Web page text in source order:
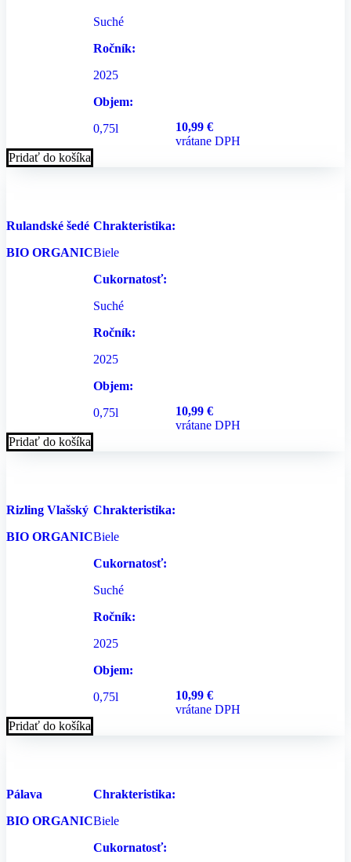
Suché
Ročník:
2025
Objem:
0,75l
10,99 €
vrátane DPH
Pridať do košíka
Rulandské šedé
BIO ORGANIC
Chrakteristika:
Biele
Cukornatosť:
Suché
Ročník:
2025
Objem:
0,75l
10,99 €
vrátane DPH
Pridať do košíka
Rizling Vlašský
BIO ORGANIC
Chrakteristika:
Biele
Cukornatosť:
Suché
Ročník:
2025
Objem:
0,75l
10,99 €
vrátane DPH
Pridať do košíka
Pálava
BIO ORGANIC
Chrakteristika:
Biele
Cukornatosť: